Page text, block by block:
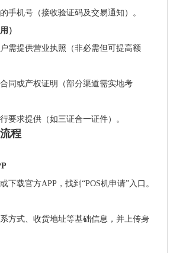
手机号（接收验证码及交易通知）。
）
户需提供营业执照（非必需但可提高额
合同或产权证明（部分渠道需实地考
要求提供（如三证合一证件）。
程
下载官方APP，找到“POS机申请”入口。
方式、收货地址等基础信息，并上传身